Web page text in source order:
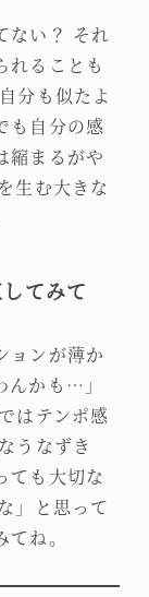
ない？ それ
れることも
分も似たよ
も自分の感
縮まるがや
生む大きな
てみて
ョンが薄か
んかも…」
はテンポ感
うなずき
ても大切な
」と思って
ね。